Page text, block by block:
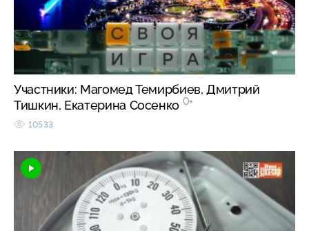
Участники: Магомед Темирбиев, Дмитрий
Тишкин, Екатерина Сосенко 0+
10533